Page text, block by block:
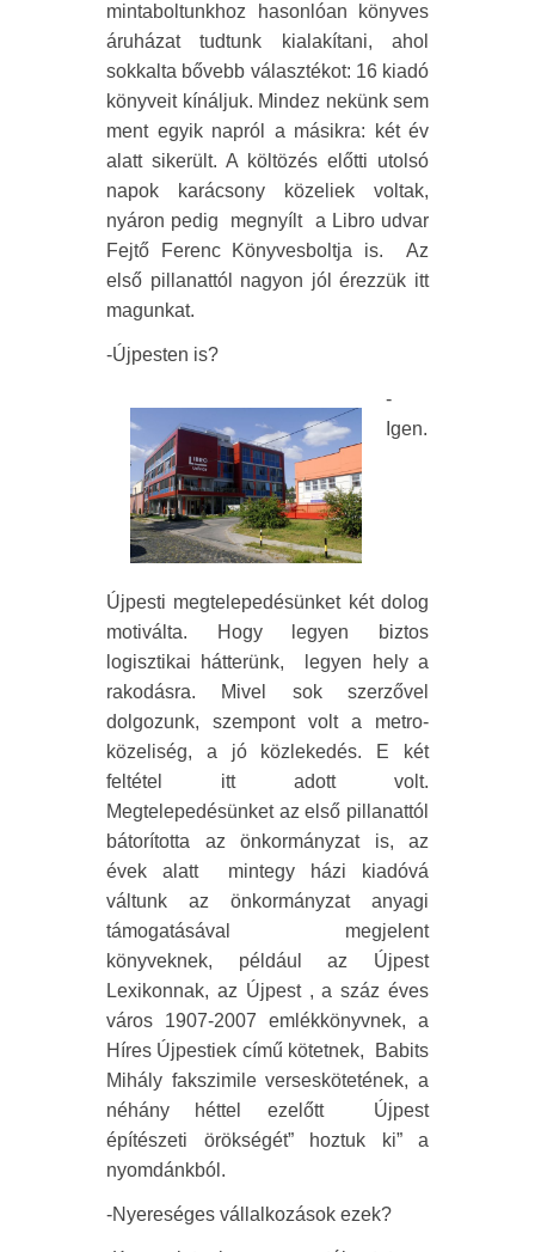
mintaboltunkhoz hasonlóan könyves
áruházat tudtunk kialakítani, ahol
sokkalta bővebb választékot: 16 kiadó
könyveit kínáljuk. Mindez nekünk sem
ment egyik napról a másikra: két év
alatt sikerült. A költözés előtti utolsó
napok karácsony közeliek voltak,
nyáron pedig
megnyílt
a Libro udvar
Fejtő Ferenc Könyvesboltja is.
Az
első pillanattól nagyon jól érezzük itt
magunkat.
-Újpesten is?
-
Igen.
Újpesti megtelepedésünket két dolog
motiválta. Hogy legyen biztos
logisztikai hátterünk,
legyen hely a
rakodásra. Mivel sok szerzővel
dolgozunk, szempont volt a metro-
közeliség, a jó közlekedés. E két
feltétel itt adott volt.
Megtelepedésünket az első pillanattól
bátorította az önkormányzat is, az
évek alatt
mintegy házi kiadóvá
váltunk az önkormányzat anyagi
támogatásával megjelent
könyveknek, például az Újpest
Lexikonnak, az Újpest , a száz éves
város 1907-2007 emlékkönyvnek, a
Híres Újpestiek című kötetnek,
Babits
Mihály fakszimile verseskötetének, a
néhány héttel ezelőtt
Újpest
építészeti örökségét” hoztuk ki” a
nyomdánkból.
-Nyereséges vállalkozások ezek?